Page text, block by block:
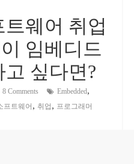
웨어 취업
임베디드
싶다면?
8 Comments Embedded,
프트웨어 , 취업 , 프로그래머